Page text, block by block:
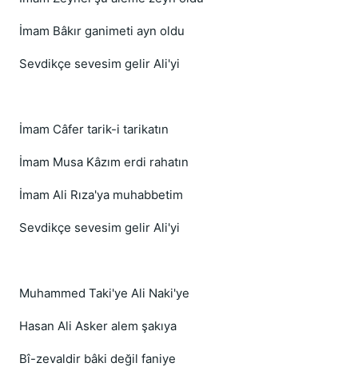
İmam Bâkır ganimeti ayn oldu
Sevdikçe sevesim gelir Ali'yi
İmam Câfer tarik-i tarikatın
İmam Musa Kâzım erdi rahatın
İmam Ali Rıza'ya muhabbetim
Sevdikçe sevesim gelir Ali'yi
Muhammed Taki'ye Ali Naki'ye
Hasan Ali Asker alem şakıya
Bî-zevaldir bâki değil faniye